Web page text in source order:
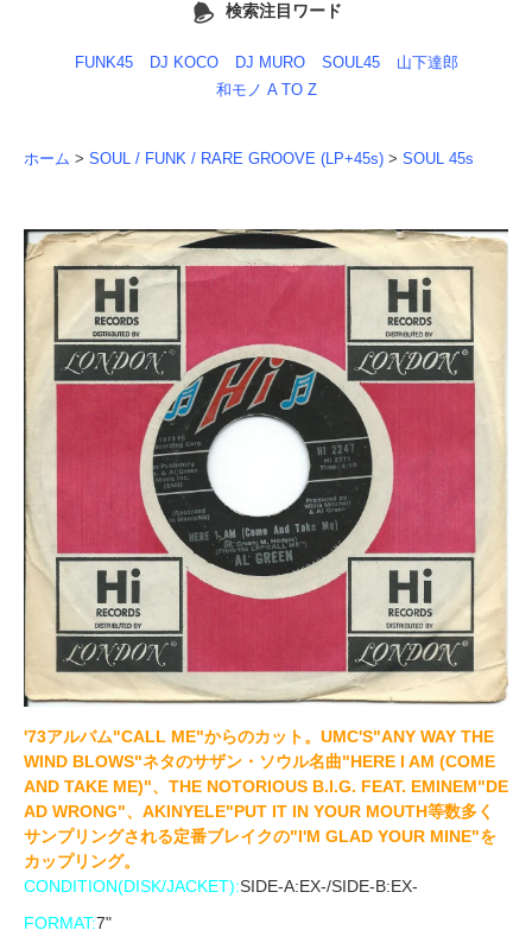
検索注目ワード
FUNK45 DJ KOCO DJ MURO SOUL45
山下達郎
和モノ A TO Z
ホーム > SOUL / FUNK / RARE GROOVE (LP+45s) > SOUL 45s
'73アルバム"CALL ME"からのカット。UMC'S"ANY WAY THE
WIND BLOWS"ネタのサザン・ソウル名曲"HERE I AM (COME
AND TAKE ME)"、THE NOTORIOUS B.I.G. FEAT. EMINEM"DE
AD WRONG"、AKINYELE"PUT IT IN YOUR MOUTH等数多く
サンプリングされる定番ブレイクの"I'M GLAD YOUR MINE"を
カップリング。
CONDITION(DISK/JACKET):SIDE-A:EX-/SIDE-B:EX-
FORMAT:7"